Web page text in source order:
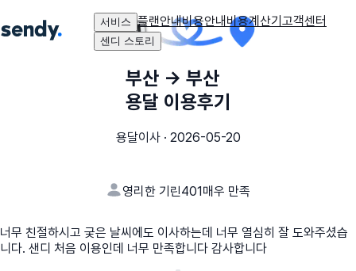
서비스 플랜안내비용안내비용계산기고객센터
센디 스토리
부산 → 부산
용달 이용후기
용달이사· 2026-05-20
영리한 기린401매우 만족
너무 친절하시고 궂은 날씨에도 이사하는데 너무 열심히 잘 도와주셨습
니다. 샌디 처음 이용인데 너무 만족합니다 감사합니다